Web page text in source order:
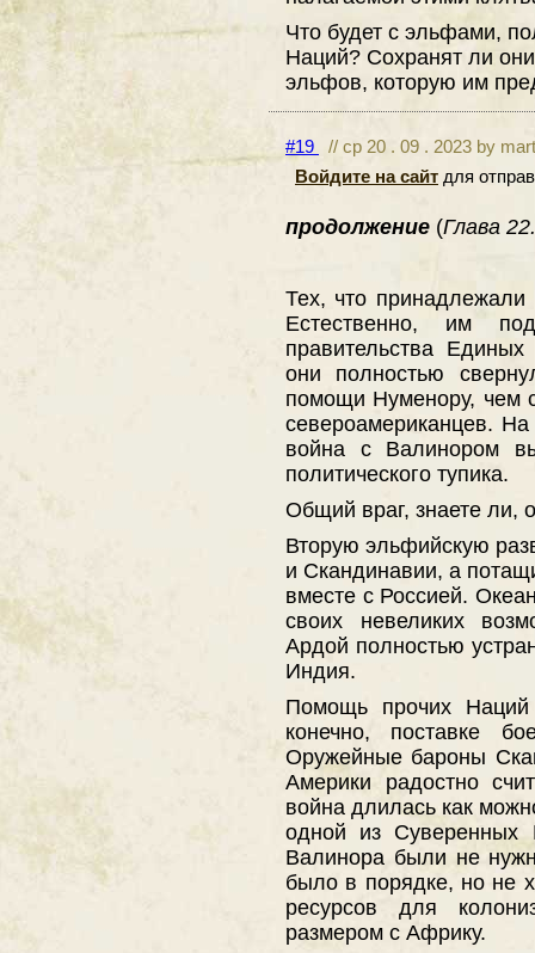
Что будет с эльфами,
Наций? Сохранят ли
эльфов, которую им
#19
// ср 20 . 09 . 2023 by
Войдите на сайт для
продолжение (Глава
Тех, что
Естественно, им
правительства
они полностью
помощи Нуменору, чем
североамериканцев.
война с Валинором
политического тупика.
Общий враг, знаете ли,
Вторую эльфийскую
и Скандинавии, а
вместе с Россией.
своих невеликих
Ардой полностью
Индия.
Помощь прочих
конечно, поставке
Оружейные бароны
Америки радостно
война длилась как
одной из Суверенных
Валинора были не
было в порядке, но не
ресурсов для
размером с Африку.